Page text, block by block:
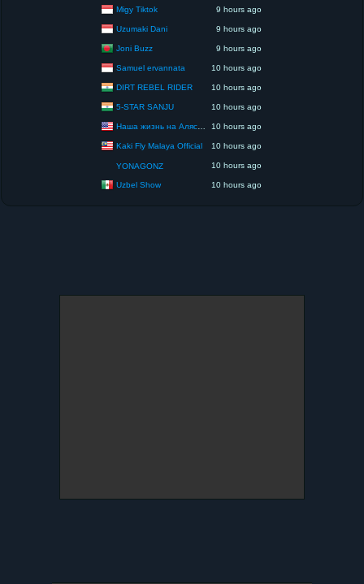
Migy Tiktok 9 hours ago
Uzumaki Dani 9 hours ago
Joni Buzz 9 hours ago
Samuel ervannata 10 hours ago
DIRT REBEL RIDER 10 hours ago
5-STAR SANJU 10 hours ago
Наша жизнь на Аляске США 10 hours ago
Kaki Fly Malaya Official 10 hours ago
YONAGONZ 10 hours ago
Uzbel Show 10 hours ago